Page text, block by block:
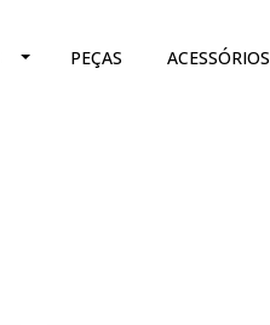
PEÇAS ACESSÓRIOS